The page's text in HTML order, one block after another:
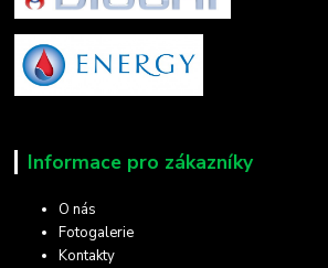
Informace pro zákazníky
O nás
Fotogalerie
Kontakty